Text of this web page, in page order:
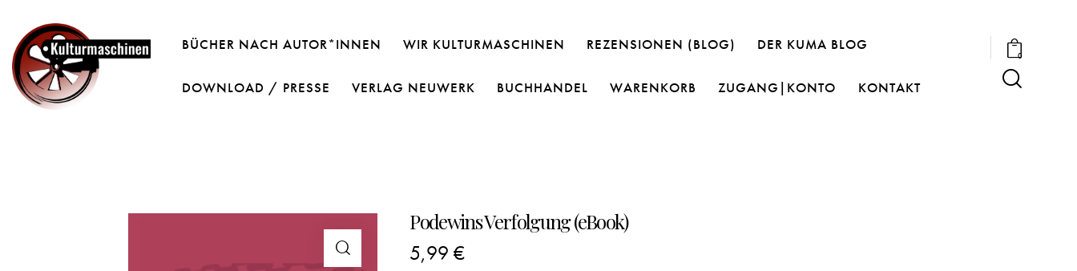
BÜCHER NACH AUTOR*INNEN WIR KULTURMASCHINEN REZENSIONEN (BLOG) DER KUMA BLOG
DOWNLOAD / PRESSE VERLAG NEUWERK BUCHHANDEL WARENKORB ZUGANG|KONTO KONTAKT
0
Podewins Verfolgung (eBook)
5,99€